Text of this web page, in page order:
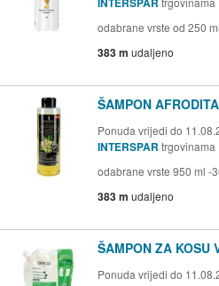
odabrane vrste od 250
383 m udaljeno
ŠAMPON AFRODITA
Ponuda vrijedi do
INTERSPAR trgovinama
odabrane vrste 950 ml -
383 m udaljeno
ŠAMPON ZA KOSU
Ponuda vrijedi do